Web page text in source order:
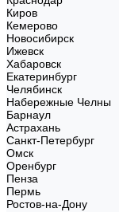
Киров
Кемерово
Новосибирск
Ижевск
Хабаровск
Екатеринбург
Челябинск
Набережные Челны
Барнаул
Астрахань
Санкт-Петербург
Омск
Оренбург
Пенза
Пермь
Ростов-на-Дону